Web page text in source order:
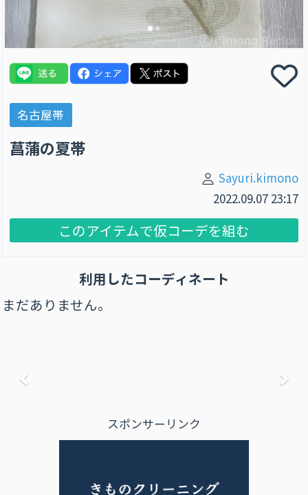
名古屋帯
菖蒲の夏帯
Sayuri.kimono
2022.09.07 23:17
このアイテムで仮コーデを組む
利用したコーディネート
まだありません。
スポンサーリンク